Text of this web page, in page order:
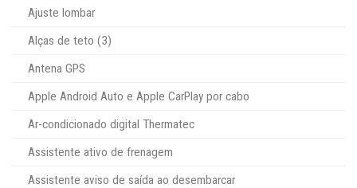
Ajuste lombar
Alças de teto (3)
Antena GPS
Apple Android Auto e Apple CarPlay por cabo
Ar-condicionado digital Thermatec
Assistente ativo de frenagem
Assistente aviso de saída ao desembarcar